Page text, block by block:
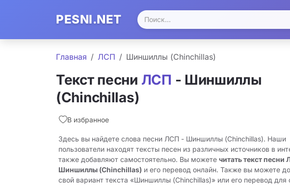
PESNI.NET
Главная ЛСП Шиншиллы (Chinchillas)
Текст песни ЛСП - Шиншиллы
(Chinchillas)
В избранное
Здесь вы найдете слова песни ЛСП - Шиншиллы (Chinchillas). Наши
пользователи находят тексты песен из различных источников в
также добавляют самостоятельно. Вы можете читать текст песни
Шиншиллы (Chinchillas) и его перевод онлайн. Также вы можете
свой вариант текста «Шиншиллы (Chinchillas)» или его перевод для